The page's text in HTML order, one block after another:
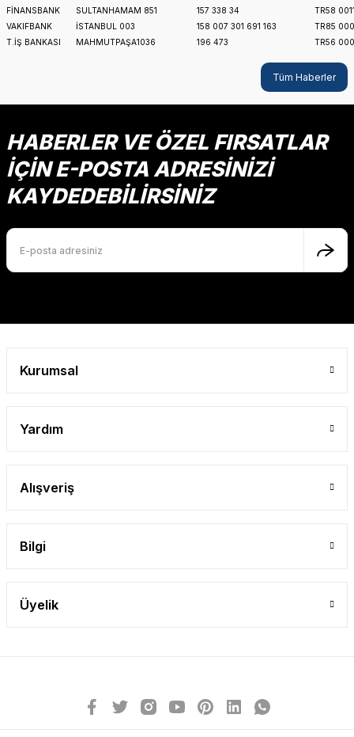
FİNANSBANK
SULTANHAMAM 851 157 338 34
TR58
VAKIFBANK
İSTANBUL 003 158 007 301 691 163
TR85
T.İŞ BANKASI
MAHMUTPAŞA1036 196 473 TR56
Tüm Haberler
HABERLER VE ÖZEL FIRSATLAR
İÇİN E-POSTA ADRESİNİZİ
KAYDEDEBİLİRSİNİZ
Kurumsal
Yardım
Alışveriş
Bilgi
Üyelik